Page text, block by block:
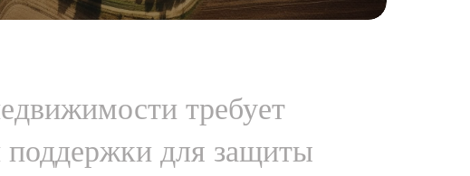
требует
поддержки для защиты